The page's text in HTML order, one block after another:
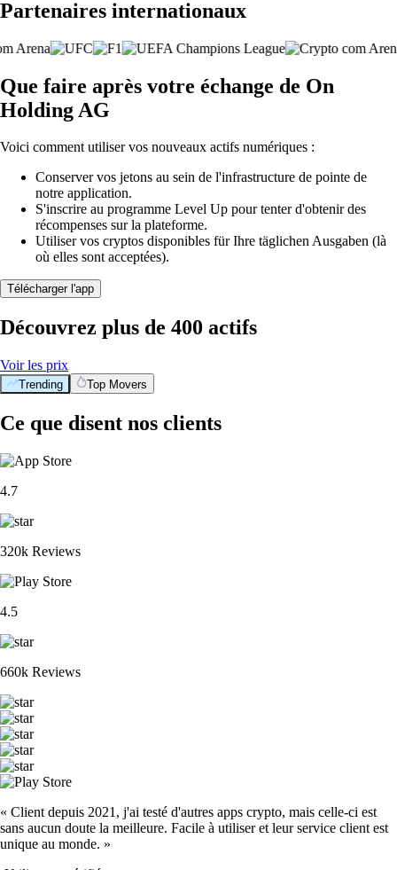
Partenaires internationaux
Que faire après votre échange de On
Holding AG
Voici comment utiliser vos nouveaux actifs numériques :
Conserver vos jetons au sein de l'infrastructure de pointe de
notre application.
S'inscrire au programme Level Up pour tenter d'obtenir des
récompenses sur la plateforme.
Utiliser vos cryptos disponibles für Ihre täglichen Ausgaben (là
où elles sont acceptées).
Télécharger l'app
Découvrez plus de 400 actifs
Voir les prix
Trending Top Movers
Ce que disent nos clients
4.7
320k Reviews
4.5
660k Reviews
« Client depuis 2021, j'ai testé d'autres apps crypto, mais celle-ci est
sans aucun doute la meilleure. Facile à utiliser et leur service client est
unique au monde. »